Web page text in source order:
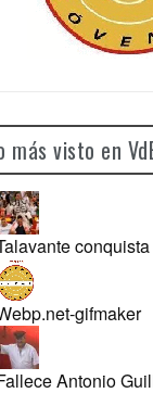
más visto en
gifmaker
Antonio